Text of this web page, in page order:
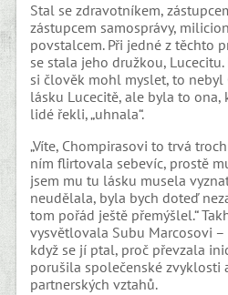
Stal se zdravotníkem,
zástupcem samosprávy,
povstalcem. Při jedné z těchto
se stala jeho družkou,
si člověk mohl myslet, to nebyl
lásku Lucecitě, ale byla to ona,
lidé řekli, „uhnala“.
„Víte, Chompirasovi to trvá
ním flirtovala sebevíc, prostě
jsem mu tu lásku musela
neudělala, byla bych doteď
tom pořád ještě přemýšlel.“
vysvětlovala Subu Marcosovi
když se jí ptal, proč převzala
porušila společenské zvyklosti
partnerských vztahů.